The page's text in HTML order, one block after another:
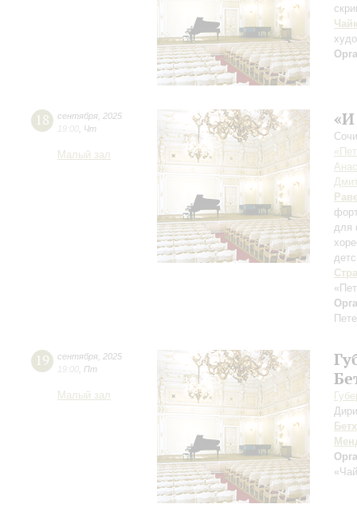
18 сентября 2025
19:00 Чт
Малый зал
«И
для
19 сентября 2025
19:00 Пт
Малый зал